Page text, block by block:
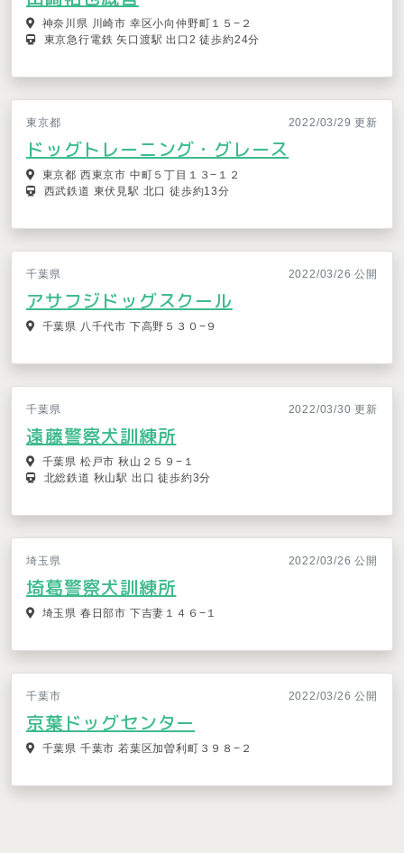
神奈川県 川崎市 幸区小向仲野町１５−２
東京急行電鉄 矢口渡駅 出口2 徒歩約24分
東京都 2022/03/29 更新
ドッグトレーニング・グレース
東京都 西東京市 中町５丁目１３−１２
西武鉄道 東伏見駅 北口 徒歩約13分
千葉県 2022/03/26 公開
アサフジドッグスクール
千葉県 八千代市 下高野５３０−９
千葉県 2022/03/30 更新
遠藤警察犬訓練所
千葉県 松戸市 秋山２５９−１
北総鉄道 秋山駅 出口 徒歩約3分
埼玉県 2022/03/26 公開
埼葛警察犬訓練所
埼玉県 春日部市 下吉妻１４６−１
千葉市 2022/03/26 公開
京葉ドッグセンター
千葉県 千葉市 若葉区加曽利町３９８−２